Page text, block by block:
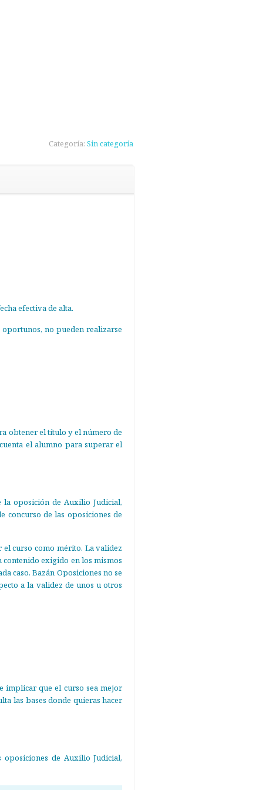
Categoría:Sin categoría
efectiva de alta.
no pueden realizarse
obtener el título y el número de
el alumno para superar el
oposición de Auxilio Judicial,
concurso de las oposiciones de
el curso como mérito. La validez
exigido en los mismos
caso. Bazán Oposiciones no se
a la validez de unos u otros
implicar que el curso sea mejor
las bases donde quieras hacer
de Auxilio Judicial,